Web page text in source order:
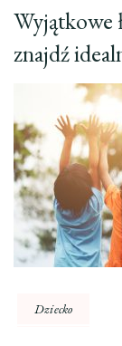
Wyjątkowe
znajdź
Dziecko